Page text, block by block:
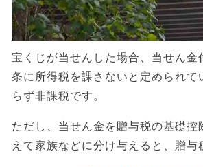
宝くじが当せんした場合、当せん金
条に所得税を課さないと定められて
らず非課税です。
ただし、当せん金を贈与税の基礎控
えて家族などに分け与えると、贈与